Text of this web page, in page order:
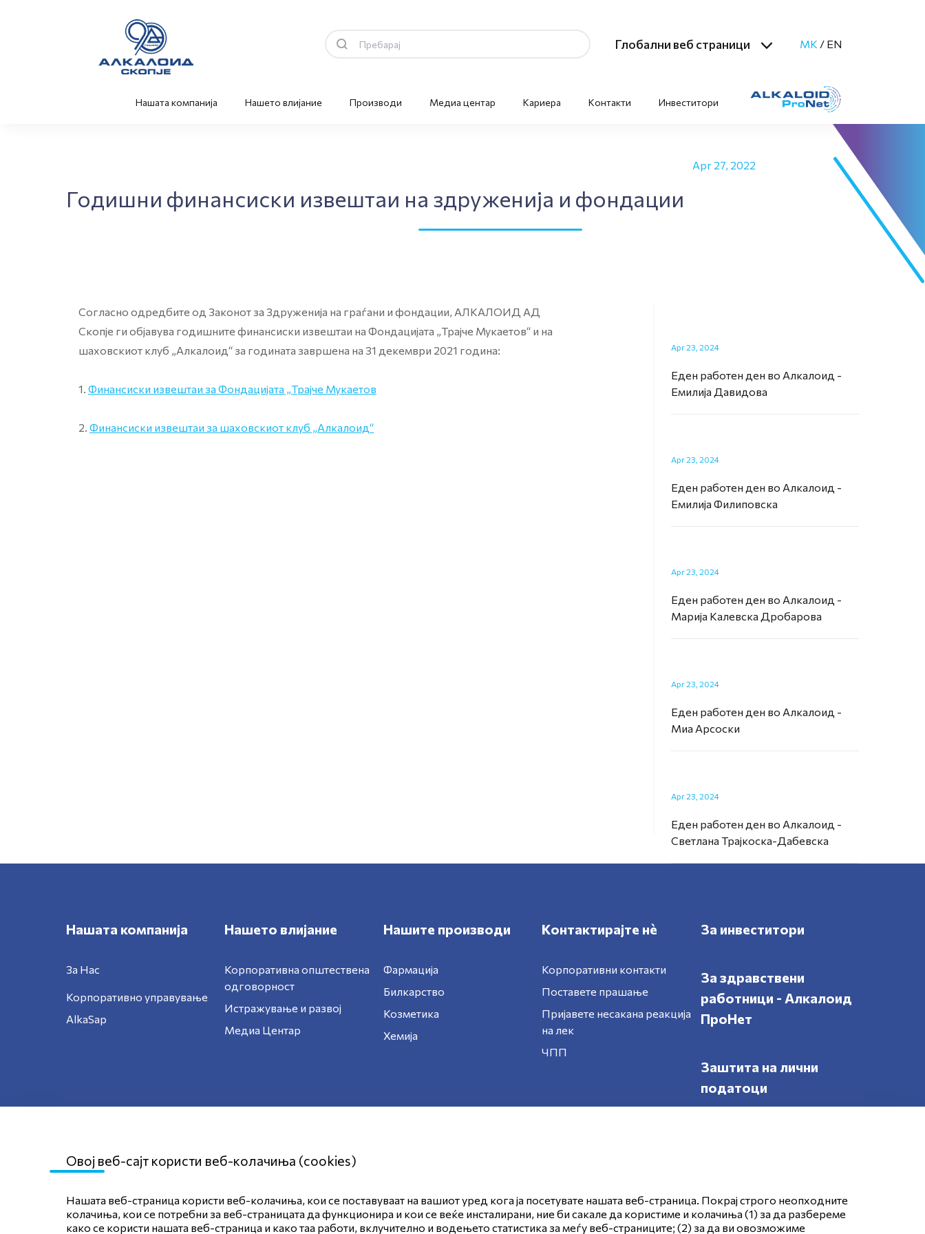
Глобални веб страници MK / EN
Нашата компанија Нашето влијание Производи Медиа центар Кариера Контакти Инвеститори
Apr 27, 2022
Годишни финансиски извештаи на здруженија и фондации
Согласно одредбите од Законот за Здруженија на граѓани и фондации, АЛКАЛОИД АД
Скопје ги објавува годишните финансиски извештаи на Фондацијата „Трајче Мукаетов“ и на
шаховскиот клуб „Алкалоид“ за годината завршена на 31 декември 2021 година:
Финансиски извештаи за Фондацијата „Трајче Мукаетов
2. Финансиски извештаи за шаховскиот клуб „Алкалоид“
Apr 23, 2024
Еден работен ден во Алкалоид -
Емилија Давидова
Apr 23, 2024
Еден работен ден во Алкалоид -
Емилија Филиповска
Apr 23, 2024
Еден работен ден во Алкалоид -
Марија Калевска Дробарова
Apr 23, 2024
Еден работен ден во Алкалоид -
Миа Арсоски
Apr 23, 2024
Еден работен ден во Алкалоид -
Светлана Трајкоска-Дабевска
Нашата компанија
За Нас
Корпоративно управување
AlkaSap
Нашето влијание
Корпоративна општествена
одговорност
Истражување и развој
Медиа Центар
Нашите производи
Фармација
Билкарство
Козметика
Хемија
Контактирајте нè
Корпоративни контакти
Поставете прашање
Пријавете несакана реакција
на лек
ЧПП
За инвеститори
За здравствени
работници - Алкалоид
ПроНет
Заштита на лични
податоци
Мапа на сајтот Политика за приватност Правила и услови за користење
Овој веб-сајт користи веб-колачиња (cookies)
Нашата веб-страница користи веб-колачиња, кои се поставуваат на вашиот уред кога ја посетувате нашата веб-страница. Покрај строго неопходните
колачиња, кои се потребни за веб-страницата да функционира и кои се веќе инсталирани, ние би сакале да користиме и колачиња (1) за да разбереме
како се користи нашата веб-страница и како таа работи, вклучително и водењето статистика за меѓу веб-страниците; (2) за да ви овозможиме